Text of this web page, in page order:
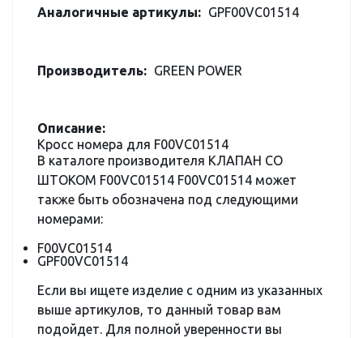
Аналогичные артикулы: GPF00VC01514
Производитель: GREEN POWER
Описание:
Кросс номера для F00VC01514
В каталоге производителя КЛАПАН СО
ШТОКОМ F00VC01514 F00VC01514 может
также быть обозначена под следующими
номерами:
F00VC01514
GPF00VC01514
Если вы ищете изделие с одним из указанных
выше артикулов, то данный товар вам
подойдет. Для полной уверенности вы